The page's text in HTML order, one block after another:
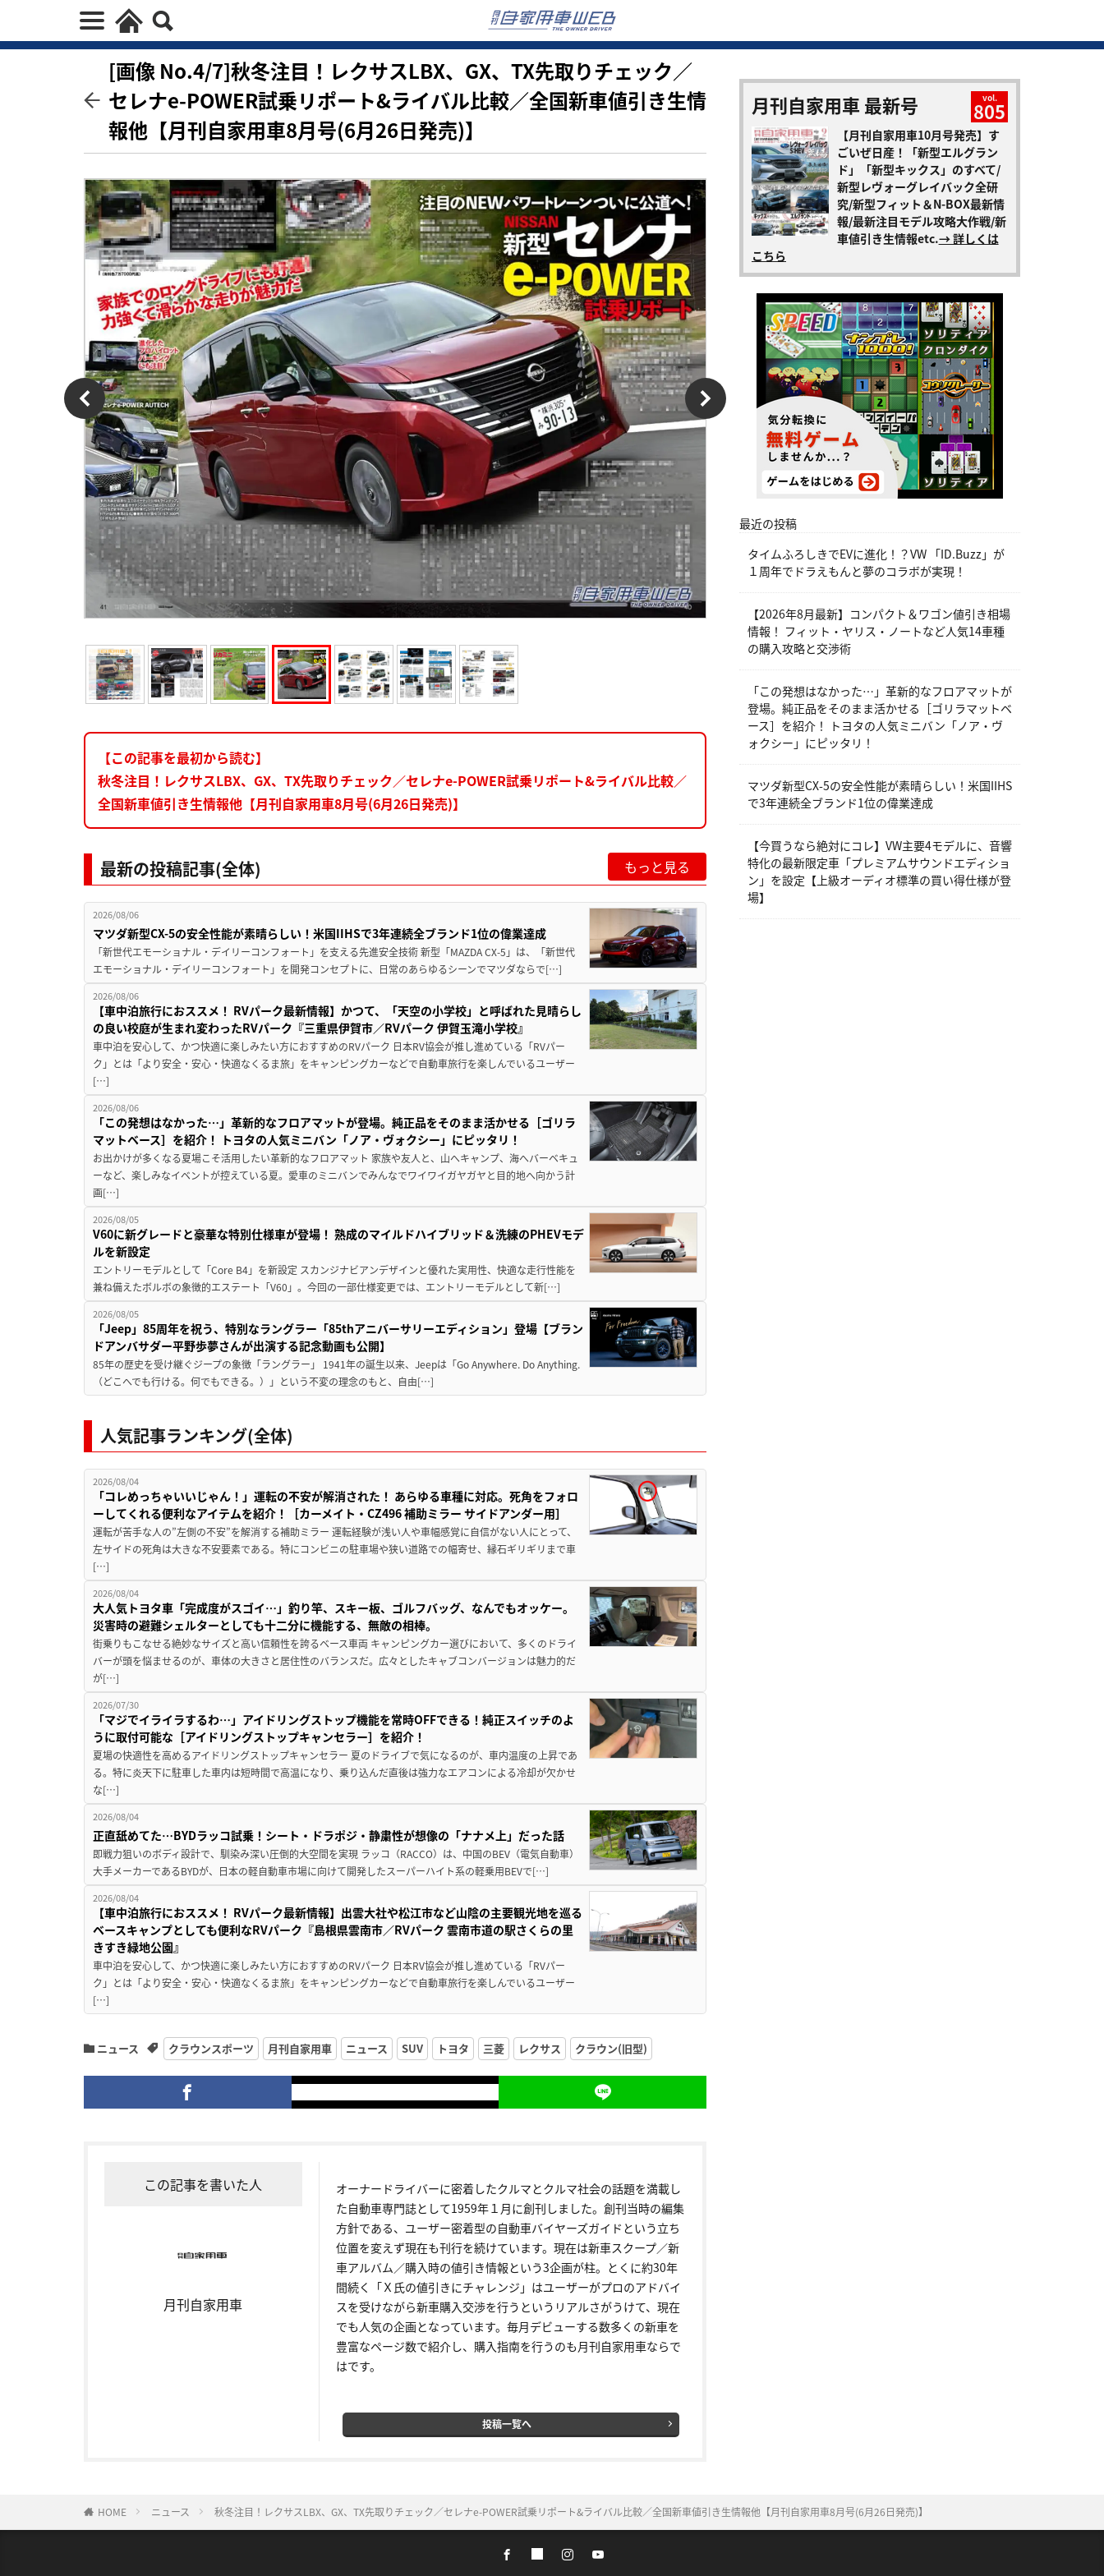
[画像 No.4/7]秋冬注目！レクサスLBX、GX、TX先取りチェック／
セレナe-POWER試乗リポート&ライバル比較／全国新車値引き生情
報他【月刊自家用車8月号(6月26日発売)】
【この記事を最初から読む】
秋冬注目！レクサスLBX、GX、TX先取りチェック／セレナe-POWER試乗リポート&ライバル比較／
全国新車値引き生情報他【月刊自家用車8月号(6月26日発売)】
最新の投稿記事(全体) もっと見る
2026/08/06
マツダ新型CX-5の安全性能が素晴らしい！米国IIHSで3年連続全ブランド1位の偉業達成
「新世代エモーショナル・デイリーコンフォート」を支える先進安全技術 新型「MAZDA CX-5」は、「新世代
エモーショナル・デイリーコンフォート」を開発コンセプトに、日常のあらゆるシーンでマツダならで[…]
2026/08/06
【車中泊旅行におススメ！ RVパーク最新情報】かつて、「天空の小学校」と呼ばれた見晴らし
の良い校庭が生まれ変わったRVパーク『三重県伊賀市／RVパーク 伊賀玉滝小学校』
車中泊を安心して、かつ快適に楽しみたい方におすすめのRVパーク 日本RV協会が推し進めている「RVパー
ク」とは「より安全・安心・快適なくるま旅」をキャンピングカーなどで自動車旅行を楽しんでいるユーザー
[…]
2026/08/06
「この発想はなかった…」革新的なフロアマットが登場。純正品をそのまま活かせる［ゴリラ
マットベース］を紹介！ トヨタの人気ミニバン「ノア・ヴォクシー」にピッタリ！
お出かけが多くなる夏場こそ活用したい革新的なフロアマット 家族や友人と、山へキャンプ、海へバーベキュ
ーなど、楽しみなイベントが控えている夏。愛車のミニバンでみんなでワイワイガヤガヤと目的地へ向かう計
画[…]
2026/08/05
V60に新グレードと豪華な特別仕様車が登場！ 熟成のマイルドハイブリッド＆洗練のPHEVモデ
ルを新設定
エントリーモデルとして「Core B4」を新設定 スカンジナビアンデザインと優れた実用性、快適な走行性能を
兼ね備えたボルボの象徴的エステート「V60」。今回の一部仕様変更では、エントリーモデルとして新[…]
2026/08/05
「Jeep」85周年を祝う、特別なラングラー「85thアニバーサリーエディション」登場【ブラン
ドアンバサダー平野歩夢さんが出演する記念動画も公開】
85年の歴史を受け継ぐジープの象徴「ラングラー」 1941年の誕生以来、Jeepは「Go Anywhere. Do Anything.
（どこへでも行ける。何でもできる。）」という不変の理念のもと、自由[…]
人気記事ランキング(全体)
2026/08/04
「コレめっちゃいいじゃん！」運転の不安が解消された！ あらゆる車種に対応。死角をフォロ
ーしてくれる便利なアイテムを紹介！［カーメイト・CZ496 補助ミラー サイドアンダー用］
運転が苦手な人の”左側の不安”を解消する補助ミラー 運転経験が浅い人や車幅感覚に自信がない人にとって、
左サイドの死角は大きな不安要素である。特にコンビニの駐車場や狭い道路での幅寄せ、縁石ギリギリまで車
[…]
2026/08/04
大人気トヨタ車「完成度がスゴイ…」釣り竿、スキー板、ゴルフバッグ、なんでもオッケー。
災害時の避難シェルターとしても十二分に機能する、無敵の相棒。
街乗りもこなせる絶妙なサイズと高い信頼性を誇るベース車両 キャンピングカー選びにおいて、多くのドライ
バーが頭を悩ませるのが、車体の大きさと居住性のバランスだ。広々としたキャブコンバージョンは魅力的だ
が[…]
2026/07/30
「マジでイライラするわ…」アイドリングストップ機能を常時OFFできる！純正スイッチのよ
うに取付可能な［アイドリングストップキャンセラー］を紹介！
夏場の快適性を高めるアイドリングストップキャンセラー 夏のドライブで気になるのが、車内温度の上昇であ
る。特に炎天下に駐車した車内は短時間で高温になり、乗り込んだ直後は強力なエアコンによる冷却が欠かせ
な[…]
2026/08/04
正直舐めてた…BYDラッコ試乗！シート・ドラポジ・静粛性が想像の「ナナメ上」だった話
即戦力狙いのボディ設計で、馴染み深い圧倒的大空間を実現 ラッコ（RACCO）は、中国のBEV（電気自動車）
大手メーカーであるBYDが、日本の軽自動車市場に向けて開発したスーパーハイト系の軽乗用BEVで[…]
2026/08/04
【車中泊旅行におススメ！ RVパーク最新情報】出雲大社や松江市など山陰の主要観光地を巡る
ベースキャンプとしても便利なRVパーク『島根県雲南市／RVパーク 雲南市道の駅さくらの里
きすき緑地公園』
車中泊を安心して、かつ快適に楽しみたい方におすすめのRVパーク 日本RV協会が推し進めている「RVパー
ク」とは「より安全・安心・快適なくるま旅」をキャンピングカーなどで自動車旅行を楽しんでいるユーザー
[…]
ニュース クラウンスポーツ 月刊自家用車 ニュース SUV トヨタ 三菱 レクサス クラウン(旧型)
この記事を書いた人
月刊自家用車
オーナードライバーに密着したクルマとクルマ社会の話題を満載し
た自動車専門誌として1959年１月に創刊しました。創刊当時の編集
方針である、ユーザー密着型の自動車バイヤーズガイドという立ち
位置を変えず現在も刊行を続けています。現在は新車スクープ／新
車アルバム／購入時の値引き情報という3企画が柱。とくに約30年
間続く「Ｘ氏の値引きにチャレンジ」はユーザーがプロのアドバイ
スを受けながら新車購入交渉を行うというリアルさがうけて、現在
でも人気の企画となっています。毎月デビューする数多くの新車を
豊富なページ数で紹介し、購入指南を行うのも月刊自家用車ならで
はです。
投稿一覧へ
月刊自家用車 最新号 vol.
805
【月刊自家用車10月号発売】す
ごいぜ日産！「新型エルグラン
ド」「新型キックス」のすべて/
新型レヴォーグレイバック全研
究/新型フィット＆N-BOX最新情
報/最新注目モデル攻略大作戦/新
車値引き生情報etc.→ 詳しくは
こちら
最近の投稿
タイムふろしきでEVに進化！？VW 「ID.Buzz」が
１周年でドラえもんと夢のコラボが実現！
【2026年8月最新】コンパクト＆ワゴン値引き相場
情報！ フィット・ヤリス・ノートなど人気14車種
の購入攻略と交渉術
「この発想はなかった…」革新的なフロアマットが
登場。純正品をそのまま活かせる［ゴリラマットベ
ース］を紹介！ トヨタの人気ミニバン「ノア・ヴ
ォクシー」にピッタリ！
マツダ新型CX-5の安全性能が素晴らしい！米国IIHS
で3年連続全ブランド1位の偉業達成
【今買うなら絶対にコレ】VW主要4モデルに、音響
特化の最新限定車「プレミアムサウンドエディショ
ン」を設定【上級オーディオ標準の買い得仕様が登
場】
HOME ニュース 秋冬注目！レクサスLBX、GX、TX先取りチェック／セレナe-POWER試乗リポート&ライバル比較／全国新車値引き生情報他【月刊自家用車8月号(6月26日発売)】